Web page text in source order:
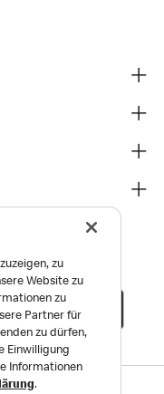
zu
Website zu
zu
Partner für
zu dürfen,
Einwilligung
Informationen
.